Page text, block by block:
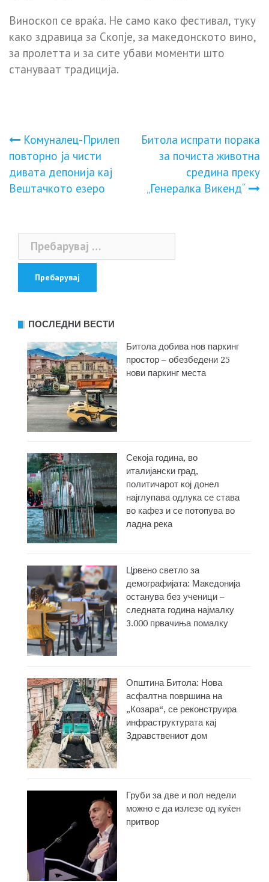
Виноскоп се враќа. Не само како фестивал, туку
како здравица за Скопје, за македонското вино,
за пролетта и за сите убави моменти што
стануваат традиција.
Навигација
на
напис
Комуналец-Прилеп
повторно ја чисти
дивата депонија кај
Вештачкото езеро
Битола испрати порака
за почиста животна
средина преку
„Генералка Викенд“
Пребарувај
за:
ПОСЛЕДНИ ВЕСТИ
Битола добива нов паркинг
простор – обезбедени 25
нови паркинг места
Секоја година, во
италијански град,
политичарот кој донел
најглупава одлука се става
во кафез и се потопува во
ладна река
Црвено светло за
демографијата: Македонија
останува без ученици –
следната година најмалку
3.000 првачиња помалку
Општина Битола: Нова
асфалтна површина на
„Козара“, се реконструира
инфраструктурата кај
Здравствениот дом
Груби за две и пол недели
можно е да излезе од куќен
притвор